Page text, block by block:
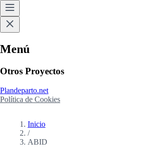
Menú
Otros Proyectos
Plandeparto.net
Política de Cookies
Inicio
/
ABID